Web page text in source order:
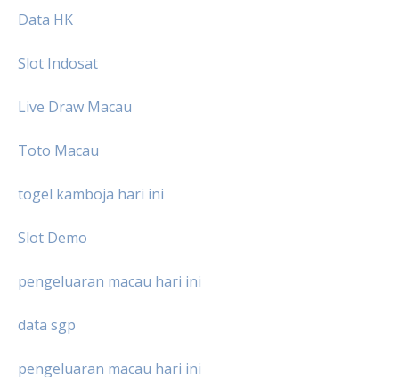
Data HK
Slot Indosat
Live Draw Macau
Toto Macau
togel kamboja hari ini
Slot Demo
pengeluaran macau hari ini
data sgp
pengeluaran macau hari ini